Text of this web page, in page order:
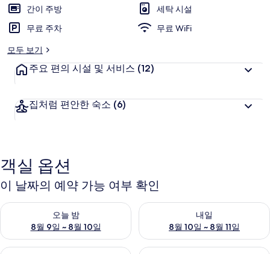
간이 주방
세탁 시설
무료 주차
무료 WiFi
모두 보기
주요 편의 시설 및 서비스 (12)
집처럼 편안한 숙소 (6)
객실 옵션
이 날짜의 예약 가능 여부 확인
오늘 밤
8월 9일 ~ 8월 10일
오늘 밤 예약 가능 여부 확인, 8월 9일 ~ 8월 10일
내일
8월 10일 ~ 8월 11일
내일 예약 가능 여부 확인, 8월